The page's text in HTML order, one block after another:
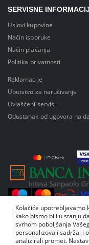
SERVISNE
Uslovi kupovine
Način isporuke
Način plaćanja
Politika privatnosti
Reklamacije
Uputstvo za naručivanje
Ovlašćeni servisi
Odustanak od ugovora na
Kolačiće upotrebljavamo
kako bismo bili u stanju
svrhom poboljšanja
personalizovali sadržaj i
analizirali promet.